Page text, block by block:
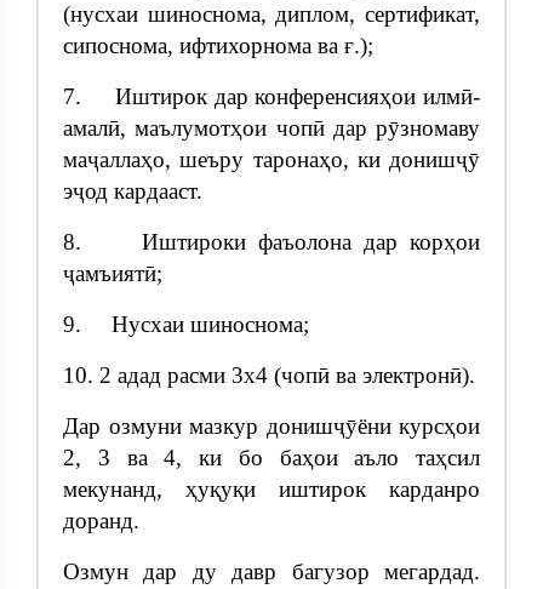
(нусхаи шиноснома, диплом, сертификат,
сипоснома, ифтихорнома ва ғ.);
7. Иштирок дар конференсияҳои илмӣ-
амалӣ, маълумотҳои чопӣ дар рӯзномаву
маҷаллаҳо, шеъру таронаҳо, ки донишҷӯ
эҷод кардааст.
8. Иштироки фаъолона дар корҳои
ҷамъиятӣ;
9. Нусхаи шиноснома;
10. 2 адад расми 3х4 (чопӣ ва электронӣ).
Дар озмуни мазкур донишҷӯёни курсҳои
2, 3 ва 4, ки бо баҳои аъло таҳсил
мекунанд, ҳуқуқи иштирок карданро
доранд.
Озмун дар ду давр багузор мегардад.